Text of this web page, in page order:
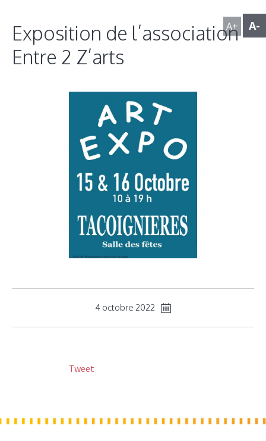
A+ A-
Exposition de l’association
Entre 2 Z’arts
4 octobre 2022
Tweet